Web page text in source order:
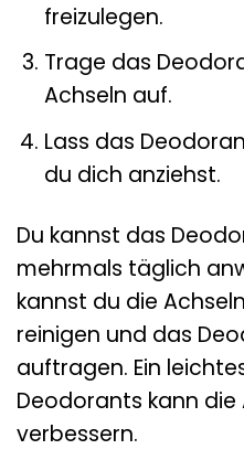
freizulegen.
Trage das
Achseln auf.
Lass das
du dich anziehst.
Du kannst das
mehrmals täglich
kannst du die
reinigen und das
auftragen. Ein
Deodorants kann
verbessern.